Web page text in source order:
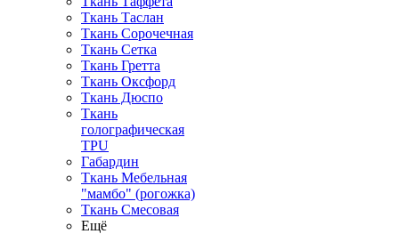
Ткань Таслан
Ткань Сорочечная
Ткань Сетка
Ткань Гретта
Ткань Оксфорд
Ткань Дюспо
Ткань
голографическая
TPU
Габардин
Ткань Мебельная
"мамбо" (рогожка)
Ткань Смесовая
Ещё